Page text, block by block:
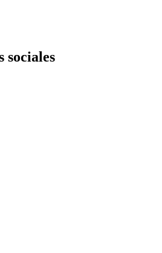
sociales